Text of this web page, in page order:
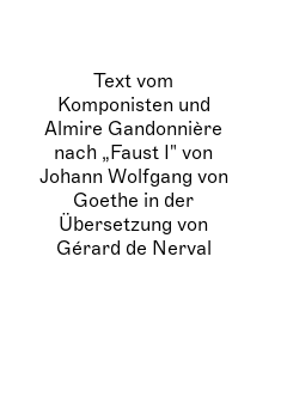
Text vom
Komponisten und
Almire Gandonnière
nach „Faust I" von
Johann Wolfgang von
Goethe in der
Übersetzung von
Gérard de Nerval